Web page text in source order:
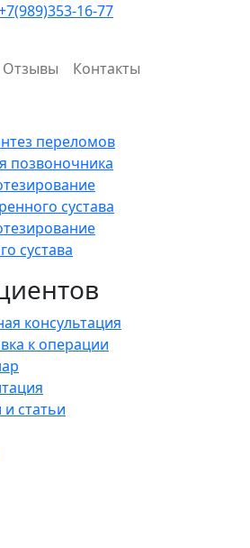
16-77
Отзывы
Контакты
переломов
позвоночника
сустава
сустава
консультация
к операции
статьи